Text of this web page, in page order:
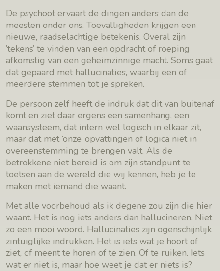
De psychoot ervaart de dingen anders dan de
meesten onder ons. Toevalligheden krijgen een
nieuwe, raadselachtige betekenis. Overal zijn
’tekens’ te vinden van een opdracht of roeping
afkomstig van een geheimzinnige macht. Soms gaat
dat gepaard met hallucinaties, waarbij een of
meerdere stemmen tot je spreken.
De persoon zelf heeft de indruk dat dit van buitenaf
komt en ziet daar ergens een samenhang, een
waansysteem, dat intern wel logisch in elkaar zit,
maar dat met ‘onze’ opvattingen of logica niet in
overeenstemming te brengen valt. Als de
betrokkene niet bereid is om zijn standpunt te
toetsen aan de wereld die wij kennen, heb je te
maken met iemand die waant.
Met alle voorbehoud als ik degene zou zijn die hier
waant. Het is nog iets anders dan hallucineren. Niet
zo een mooi woord. Hallucinaties zijn ogenschijnlijk
zintuiglijke indrukken. Het is iets wat je hoort of
ziet, of meent te horen of te zien. Of te ruiken. Iets
wat er niet is, maar hoe weet je dat er niets is?